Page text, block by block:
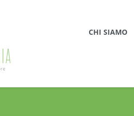
CHI SIAMO